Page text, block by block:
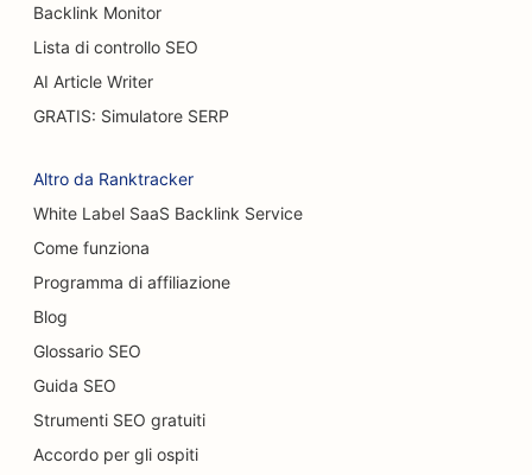
SEO per chirurghi ustionati
SEO per i caffè
SEO per pasticcerie
SEO per gli autolavaggi
SEO per concessionari di auto
SEO per i servizi di pulizia
SEO per chiropratici
Backlink Monitor
Lista di controllo SEO
AI Article Writer
GRATIS: Simulatore SERP
Altro da Ranktracker
White Label SaaS Backlink Service
Come funziona
Programma di affiliazione
Blog
Glossario SEO
Guida SEO
Strumenti SEO gratuiti
Accordo per gli ospiti